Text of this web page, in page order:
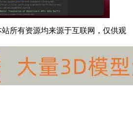
站所有资源均来源于互联网，仅供观